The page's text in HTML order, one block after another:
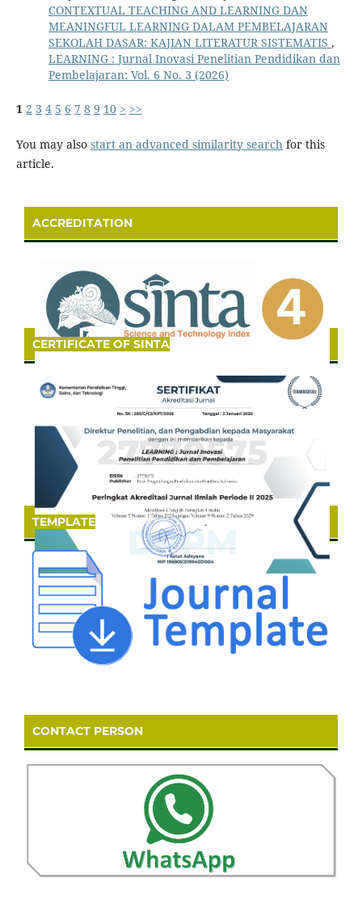
CONTEXTUAL TEACHING AND LEARNING DAN
MEANINGFUL LEARNING DALAM PEMBELAJARAN
SEKOLAH DASAR: KAJIAN LITERATUR SISTEMATIS ,
LEARNING : Jurnal Inovasi Penelitian Pendidikan dan
Pembelajaran: Vol. 6 No. 3 (2026)
1 2 3 4 5 6 7 8 9 10 > >>
You may also start an advanced similarity searchfor this
article.
ACCREDITATION
CERTIFICATE OF SINTA
TEMPLATE
CONTACT PERSON